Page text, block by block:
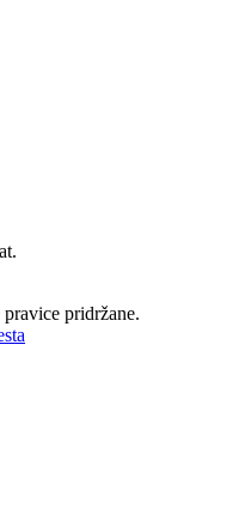
pridržane.